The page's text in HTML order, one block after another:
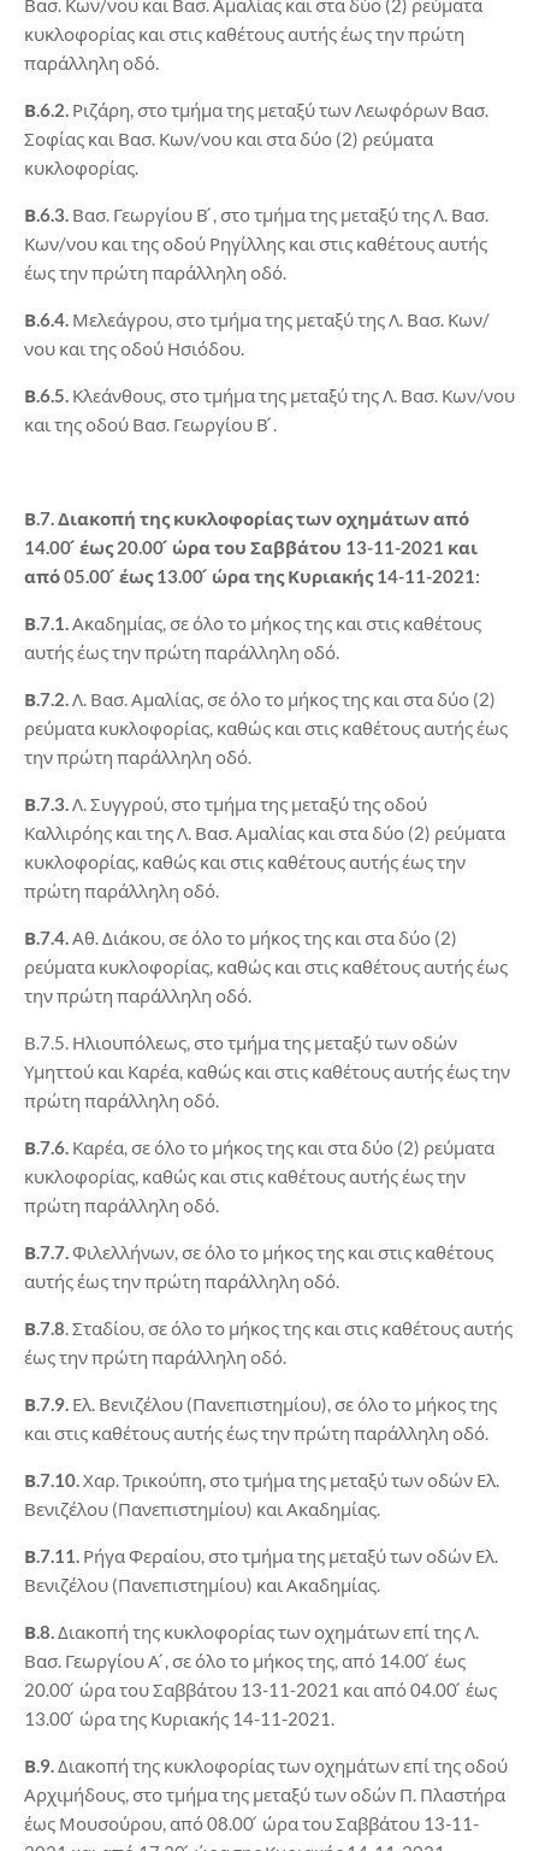
Βασ. Κων/νου και Βασ. Αμαλίας και στα δύο (2) ρεύματα
κυκλοφορίας και στις καθέτους αυτής έως την πρώτη
παράλληλη οδό.
Β.6.2. Ριζάρη, στο τμήμα της μεταξύ των Λεωφόρων Βασ.
Σοφίας και Βασ. Κων/νου και στα δύο (2) ρεύματα
κυκλοφορίας.
Β.6.3. Βασ. Γεωργίου Β ́, στο τμήμα της μεταξύ της Λ. Βασ.
Κων/νου και της οδού Ρηγίλλης και στις καθέτους αυτής
έως την πρώτη παράλληλη οδό.
Β.6.4. Μελεάγρου, στο τμήμα της μεταξύ της Λ. Βασ. Κων/
νου και της οδού Ησιόδου.
Β.6.5. Κλεάνθους, στο τμήμα της μεταξύ της Λ. Βασ. Κων/νου
και της οδού Βασ. Γεωργίου Β ́.
Β.7. Διακοπή της κυκλοφορίας των οχημάτων από
14.00 ́ έως 20.00 ́ ώρα του Σαββάτου 13-11-2021 και
από 05.00 ́ έως 13.00 ́ ώρα της Κυριακής 14-11-2021:
Β.7.1.Ακαδημίας, σε όλο το μήκος της και στις καθέτους
αυτής έως την πρώτη παράλληλη οδό.
Β.7.2.Λ. Βασ. Αμαλίας, σε όλο το μήκος της και στα δύο (2)
ρεύματα κυκλοφορίας, καθώς και στις καθέτους αυτής έως
την πρώτη παράλληλη οδό.
Β.7.3.Λ. Συγγρού, στο τμήμα της μεταξύ της οδού
Καλλιρόης και της Λ. Βασ. Αμαλίας και στα δύο (2) ρεύματα
κυκλοφορίας, καθώς και στις καθέτους αυτής έως την
πρώτη παράλληλη οδό.
Β.7.4.Αθ. Διάκου, σε όλο το μήκος της και στα δύο (2)
ρεύματα κυκλοφορίας, καθώς και στις καθέτους αυτής έως
την πρώτη παράλληλη οδό.
Β.7.5. Ηλιουπόλεως, στο τμήμα της μεταξύ των οδών
Υμηττού και Καρέα, καθώς και στις καθέτους αυτής έως την
πρώτη παράλληλη οδό.
Β.7.6. Καρέα, σε όλο το μήκος της και στα δύο (2) ρεύματα
κυκλοφορίας, καθώς και στις καθέτους αυτής έως την
πρώτη παράλληλη οδό.
Β.7.7.Φιλελλήνων, σε όλο το μήκος της και στις καθέτους
αυτής έως την πρώτη παράλληλη οδό.
Β.7.8. Σταδίου, σε όλο το μήκος της και στις καθέτους αυτής
έως την πρώτη παράλληλη οδό.
Β.7.9. Ελ. Βενιζέλου (Πανεπιστημίου), σε όλο το μήκος της
και στις καθέτους αυτής έως την πρώτη παράλληλη οδό.
Β.7.10.Χαρ. Τρικούπη, στο τμήμα της μεταξύ των οδών Ελ.
Βενιζέλου (Πανεπιστημίου) και Ακαδημίας.
Β.7.11. Ρήγα Φεραίου, στο τμήμα της μεταξύ των οδών Ελ.
Βενιζέλου (Πανεπιστημίου) και Ακαδημίας.
Β.8.Διακοπή της κυκλοφορίας των οχημάτων επί της Λ.
Βασ. Γεωργίου Α ́, σε όλο το μήκος της, από 14.00 ́ έως
20.00 ́ ώρα του Σαββάτου 13-11-2021 και από 04.00 ́ έως
13.00 ́ ώρα της Κυριακής 14-11-2021.
Β.9.Διακοπή της κυκλοφορίας των οχημάτων επί της οδού
Αρχιμήδους, στο τμήμα της μεταξύ των οδών Π. Πλαστήρα
έως Μουσούρου, από 08.00 ́ ώρα του Σαββάτου 13-11-